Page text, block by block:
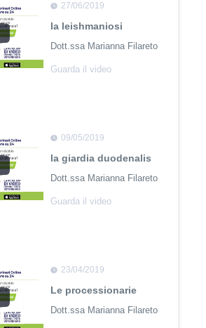
27/06/2019
la leishmaniosi
Dott.ssa Marianna Filareto
Guarda il video
09/05/2019
la giardia duodenalis
Dott.ssa Marianna Filareto
Guarda il video
23/04/2019
Le processionarie
Dott.ssa Marianna Filareto